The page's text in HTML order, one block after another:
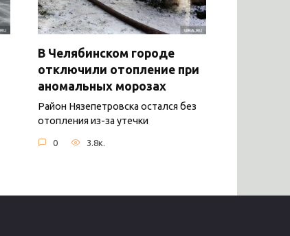
В Челябинском городе
отключили отопление при
аномальных морозах
Район Нязепетровска остался без
отопления из-за утечки
0 3.8к.